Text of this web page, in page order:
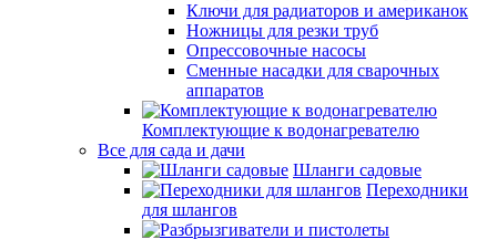
Ключи для радиаторов и американок
Ножницы для резки труб
Опрессовочные насосы
Сменные насадки для сварочных
аппаратов
Комплектующие к водонагревателю
Все для сада и дачи
Шланги садовые
Переходники
для шлангов